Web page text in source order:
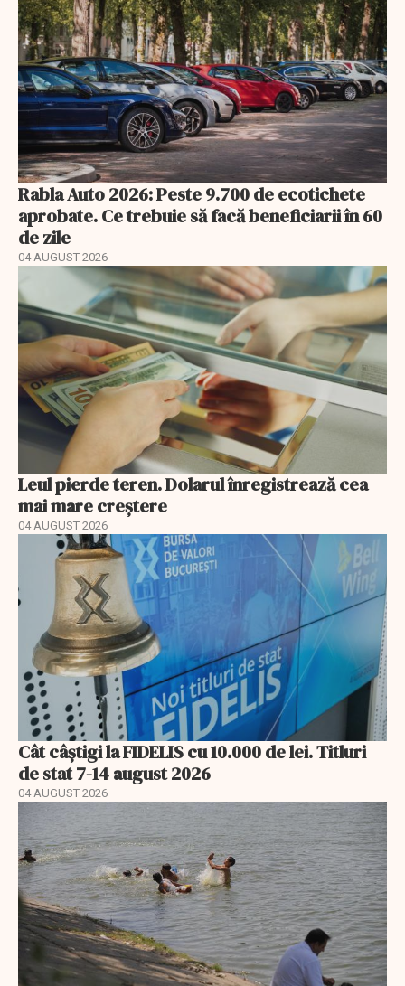
Rabla Auto 2026: Peste 9.700 de ecotichete
aprobate. Ce trebuie să facă beneficiarii în 60
de zile
04 AUGUST 2026
Leul pierde teren. Dolarul înregistrează cea
mai mare creștere
04 AUGUST 2026
Cât câștigi la FIDELIS cu 10.000 de lei. Titluri
de stat 7-14 august 2026
04 AUGUST 2026